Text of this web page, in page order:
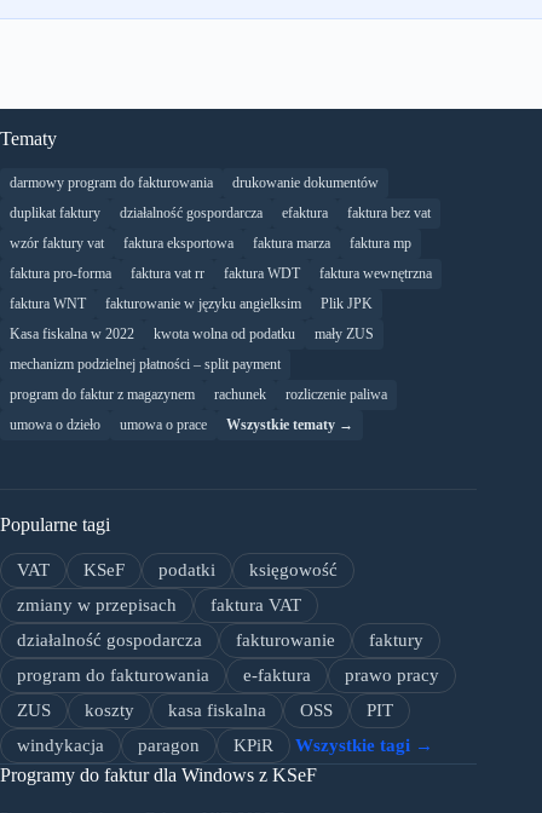
Tematy
darmowy program do fakturowania
drukowanie dokumentów
duplikat faktury
działalność gospordarcza efaktura
faktura bez vat
wzór faktury vat
faktura eksportowa faktura marza
faktura mp
faktura pro-forma
faktura vat rr faktura WDT
faktura wewnętrzna
faktura WNT
fakturowanie w języku angielksim
Plik JPK
Kasa fiskalna w 2022
kwota wolna od podatku
mały ZUS
mechanizm podzielnej płatności – split payment
program do faktur z magazynem
rachunek
rozliczenie paliwa
umowa o dzieło
umowa o prace Wszystkie tematy →
Popularne tagi
VAT KSeF podatki
księgowość
zmiany w przepisach
faktura VAT
działalność gospodarcza
fakturowanie
faktury
program do fakturowania
e-faktura
prawo pracy
ZUS
koszty kasa fiskalna OSS
PIT
windykacja
paragon KPiR Wszystkie tagi →
Programy do faktur dla Windows z KSeF